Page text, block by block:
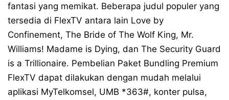
fantasi yang memikat. Beberapa judul populer yang
tersedia di FlexTV antara lain Love by
Confinement, The Bride of The Wolf King, Mr.
Williams! Madame is Dying, dan The Security Guard
is a Trillionaire. Pembelian Paket Bundling Premium
FlexTV dapat dilakukan dengan mudah melalui
aplikasi MyTelkomsel, UMB *363#, konter pulsa,